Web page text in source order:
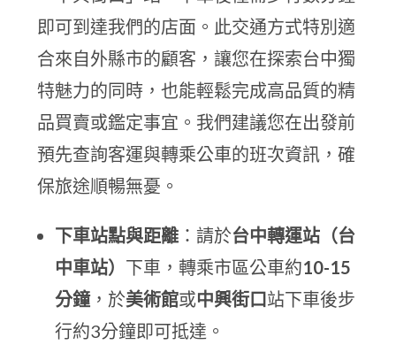
即可到達我們的店面。此交通方式特別適
合來自外縣市的顧客，讓您在探索台中獨
特魅力的同時，也能輕鬆完成高品質的精
品買賣或鑑定事宜。我們建議您在出發前
預先查詢客運與轉乘公車的班次資訊，確
保旅途順暢無憂。
下車站點與距離 ：請於台中轉運站（台
中車站） 下車，轉乘市區公車約10-15
分鐘，於美術館或中興街口站下車後步
行約3分鐘即可抵達。